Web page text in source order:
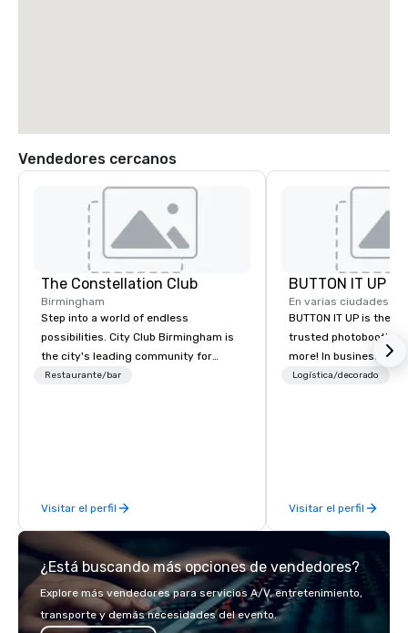
Vendedores cercanos
The Constellation Club
Birmingham
Step into a world of endless
possibilities. City Club Birmingham is
the city's leading community for
purpose and connection in the heart
socials while overlooking breathtaking
city views.
Restaurante/bar
Visitar el perfil
BUTTON IT UP
En varias ciudades
BUTTON IT UP is the
trusted photobooth
more! In business for 35+ years, we
have the largest
Logística/decorado
Visitar el perfil
¿Está buscando más opciones de vendedores?
Explore más vendedores para servicios A/V, entretenimiento,
transporte y demás necesidades del evento.